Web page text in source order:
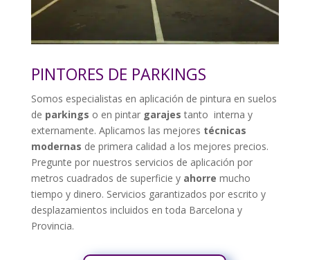
PINTORES DE PARKINGS
Somos especialistas en aplicación de pintura en suelos
de parkings o en pintar garajes tanto interna y
externamente. Aplicamos las mejores técnicas
modernas de primera calidad a los mejores precios.
Pregunte por nuestros servicios de aplicación por
metros cuadrados de superficie y ahorre mucho
tiempo y dinero. Servicios garantizados por escrito y
desplazamientos incluidos en toda Barcelona y
Provincia.